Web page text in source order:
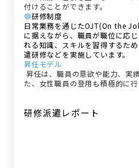
付けることができます。
●研修制度
日常業務を通じたOJT(On the
に据えながら、職員が職位に応
れる知識、スキルを習得するた
遣研修などを実施しています。
昇任モデル
昇任は、職員の意欲や能力、実
た、女性職員の登用も積極的に行
研修派遣レポート